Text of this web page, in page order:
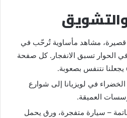
والتشويق
مشاهد مأساوية تُرحّب في
الحوار تسبق الانفجار. كل صفحة
الخضراء في لويزيانا إلى شوارع
العميقة.
– سيارة متفجرة، ورق يحمل